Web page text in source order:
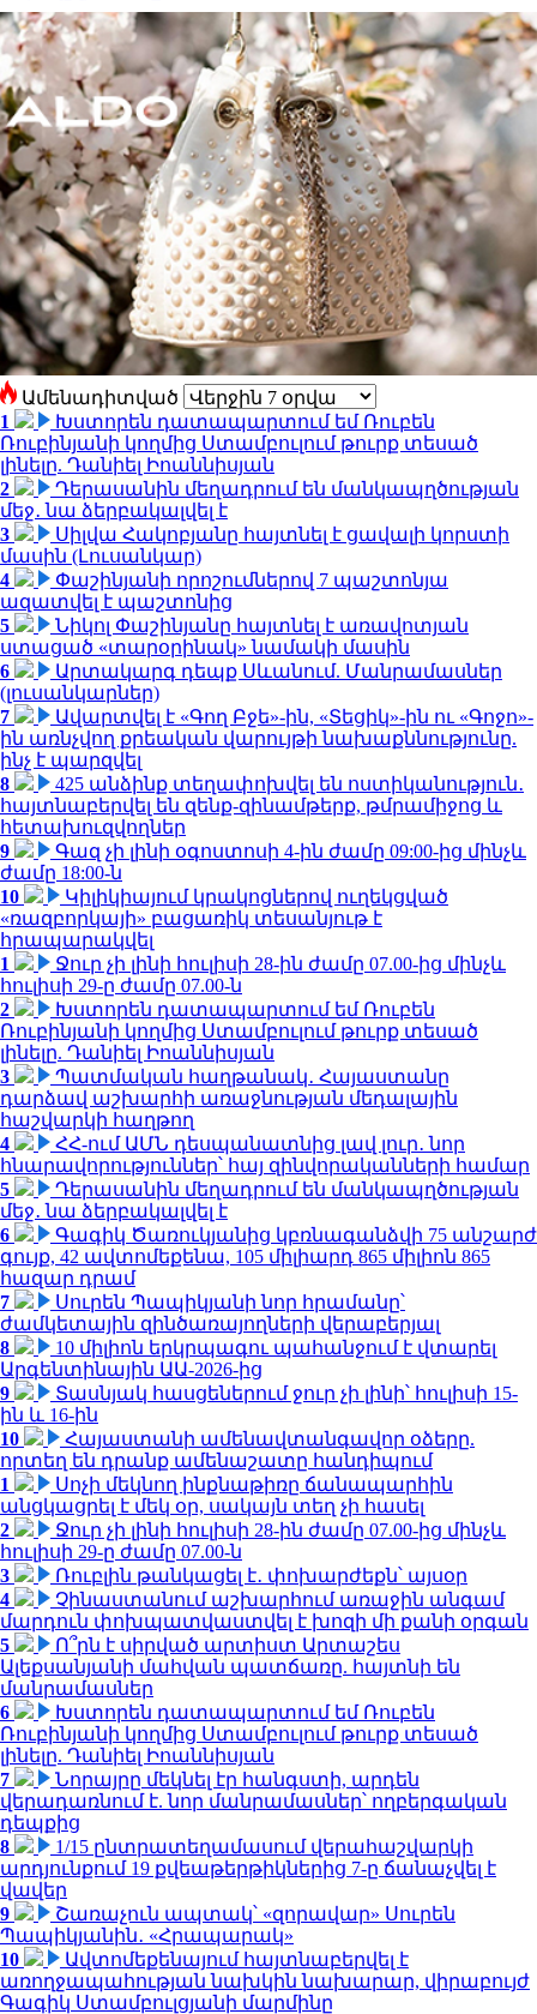
Ամենադիտված
1
Խստորեն դատապարտում եմ Ռուբեն
Ռուբինյանի կողմից Ստամբուլում թուրք տեսած
լինելը. Դանիել Իոաննիսյան
2
Դերասանին մեղադրում են մանկապղծության
մեջ․ նա ձերբակալվել է
3
Սիլվա Հակոբյանը հայտնել է ցավալի կորստի
մասին (Լուսանկար)
4
Փաշինյանի որոշումներով 7 պաշտոնյա
ազատվել է պաշտոնից
5
Նիկոլ Փաշինյանը հայտնել է առավոտյան
ստացած «տարօրինակ» նամակի մասին
6
Արտակարգ դեպք Սևանում. Մանրամասներ
(լուսանկարներ)
7
Ավարտվել է «Գող Բջե»-ին, «Տեցիկ»-ին ու «Գոջո»-
ին առնչվող քրեական վարույթի նախաքննությունը.
ինչ է պարզվել
8
425 անձինք տեղափոխվել են ոստիկանություն․
հայտնաբերվել են զենք-զինամթերք, թմրամիջոց և
հետախուզվողներ
9
Գազ չի լինի օգոստոսի 4-ին ժամը 09:00-ից մինչև
ժամը 18:00-ն
10
Կիլիկիայում կրակոցներով ուղեկցված
«ռազբորկայի» բացառիկ տեսանյութ է
հրապարակվել
1
Ջուր չի լինի հուլիսի 28-ին ժամը 07.00-ից մինչև
հուլիսի 29-ը ժամը 07.00-ն
2
Խստորեն դատապարտում եմ Ռուբեն
Ռուբինյանի կողմից Ստամբուլում թուրք տեսած
լինելը. Դանիել Իոաննիսյան
3
Պատմական հաղթանակ․ Հայաստանը
դարձավ աշխարհի առաջնության մեդալային
հաշվարկի հաղթող
4
ՀՀ-ում ԱՄՆ դեսպանատնից լավ լուր․ նոր
հնարավորություններ՝ հայ զինվորականների համար
5
Դերասանին մեղադրում են մանկապղծության
մեջ․ նա ձերբակալվել է
6
Գագիկ Ծառուկյանից կբռնագանձվի 75 անշարժ
գույք, 42 ավտոմեքենա, 105 միլիարդ 865 միլիոն 865
հազար դրամ
7
Սուրեն Պապիկյանի նոր հրամանը՝
ժամկետային զինծառայողների վերաբերյալ
8
10 միլիոն երկրպագու պահանջում է վտարել
Արգենտինային ԱԱ-2026-ից
9
Տասնյակ հասցեներում ջուր չի լինի՝ հուլիսի 15-
ին և 16-ին
10
Հայաստանի ամենավտանգավոր օձերը.
որտեղ են դրանք ամենաշատը հանդիպում
1
Սոչի մեկնող ինքնաթիռը ճանապարհին
անցկացրել է մեկ օր, սակայն տեղ չի հասել
2
Ջուր չի լինի հուլիսի 28-ին ժամը 07.00-ից մինչև
հուլիսի 29-ը ժամը 07.00-ն
3
Ռուբլին թանկացել է․ փոխարժեքն՝ այսօր
4
Չինաստանում աշխարհում առաջին անգամ
մարդուն փոխպատվաստվել է խոզի մի քանի օրգան
5
Ո՞րն է սիրված արտիստ Արտաշես
Ալեքսանյանի մահվան պատճառը. հայտնի են
մանրամասներ
6
Խստորեն դատապարտում եմ Ռուբեն
Ռուբինյանի կողմից Ստամբուլում թուրք տեսած
լինելը. Դանիել Իոաննիսյան
7
Նորայրը մեկնել էր հանգստի, արդեն
վերադառնում է. նոր մանրամասներ՝ ողբերգական
դեպքից
8
1/15 ընտրատեղամասում վերահաշվարկի
արդյունքում 19 քվեաթերթիկներից 7-ը ճանաչվել է
վավեր
9
Շառաչուն ապտակ՝ «զորավար» Սուրեն
Պապիկյանին․ «Հրապարակ»
10
Ավտոմեքենայում հայտնաբերվել է
առողջապահության նախկին նախարար, վիրաբույժ
Գագիկ Ստամբուլցյանի մարմինը